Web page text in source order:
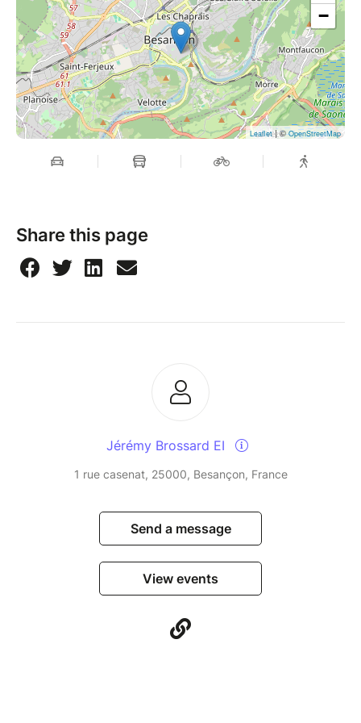
reconnaître, relâcher et transformer ces réponse
automatiques profondément enracinées dans notre
système nerveux.
Son approche repose sur trois piliers :
1. La conscience somatique : apprendre à ressentir
son corps de l’intérieur, ici et maintenant.
2. La désidentification des automatismes : repérer
comment notre type se manifeste dans nos
placement de l’attention pour se ressourcer
intérieurement, puis élargir notre zone de liberté
intérieure.
une transformation durable car les prises de
type, mais à l’incarner autrement.
−
Leaflet| ©OpenStreetMap
Share this page
Jérémy Brossard EI
1 rue casenat, 25000, Besançon, France
Send a message
View events